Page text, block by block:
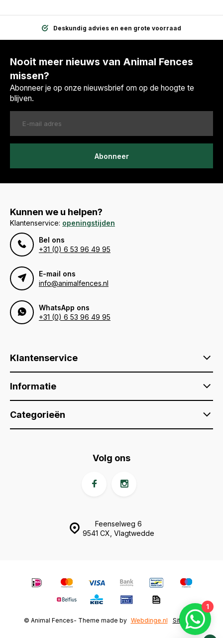
Deskundig advies en een grote voorraad
Nooit meer nieuws van Animal Fences
missen?
Abonneer je op onze nieuwsbrief om op de hoogte te
blijven.
Abonneer
Kunnen we u helpen?
Klantenservice: openingstijden
Bel ons
+31 (0) 6 53 96 49 95
E-mail ons
info@animalfences.nl
WhatsApp ons
+31 (0) 6 53 96 49 95
Klantenservice
Informatie
Categorieën
Feenselweg 6
9541 CX, Vlagtwedde
Volg ons
© Animal Fences- Theme made by Webdinge.nl Sitemap
1